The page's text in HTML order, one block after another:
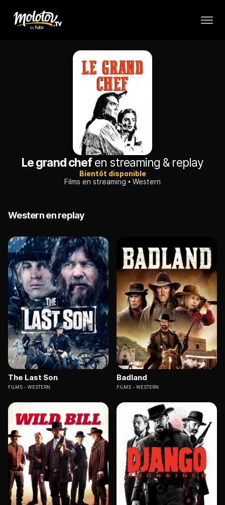
Le grand chefen streaming & replay
Bientôt disponible
Films en streaming
Western
Western en replay
The Last Son
FILMS WESTERN
Badland
FILMS WESTERN